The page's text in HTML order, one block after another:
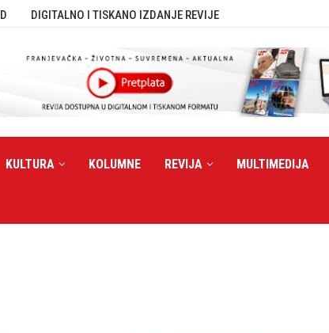
DIGITALNO I TISKANO IZDANJE REVIJE
KULTURA KOLUMNE REVIJA MULTIMEDIJA